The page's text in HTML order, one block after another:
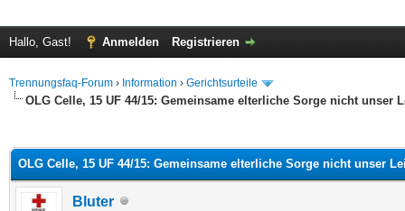
Hallo, Gast! Anmelden Registrieren
Trennungsfaq-Forum › Information › Gerichtsurteile
OLG Celle, 15 UF 44/15: Gemeinsame elterliche Sorge nicht unser
OLG Celle, 15 UF 44/15: Gemeinsame elterliche Sorge nicht unser
Bluter